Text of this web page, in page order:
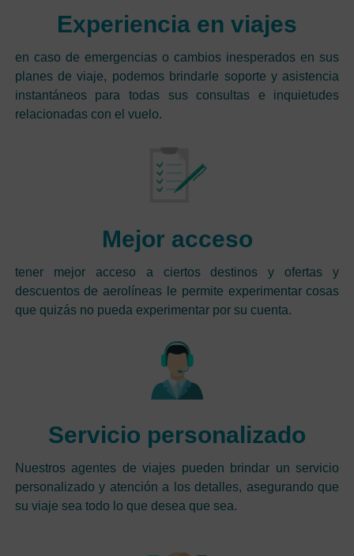
Experiencia en viajes
en caso de emergencias o cambios inesperados en sus
planes de viaje, podemos brindarle soporte y asistencia
instantáneos para todas sus consultas e inquietudes
relacionadas con el vuelo.
Mejor acceso
tener mejor acceso a ciertos destinos y ofertas y
descuentos de aerolíneas le permite experimentar cosas
que quizás no pueda experimentar por su cuenta.
Servicio personalizado
Nuestros agentes de viajes pueden brindar un servicio
personalizado y atención a los detalles, asegurando que
su viaje sea todo lo que desea que sea.